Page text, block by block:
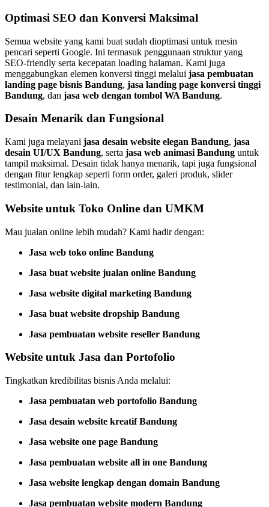
Optimasi SEO dan Konversi Maksimal
Semua website yang kami buat sudah dioptimasi untuk mesin
pencari seperti Google. Ini termasuk penggunaan struktur yang
SEO-friendly serta kecepatan loading halaman. Kami juga
menggabungkan elemen konversi tinggi melalui jasa pembuatan
landing page bisnis Bandung, jasa landing page konversi tinggi
Bandung, dan jasa web dengan tombol WA Bandung.
Desain Menarik dan Fungsional
Kami juga melayani jasa desain website elegan Bandung, jasa
desain UI/UX Bandung, serta jasa web animasi Bandung untuk
tampil maksimal. Desain tidak hanya menarik, tapi juga fungsional
dengan fitur lengkap seperti form order, galeri produk, slider
testimonial, dan lain-lain.
Website untuk Toko Online dan UMKM
Mau jualan online lebih mudah? Kami hadir dengan:
Jasa web toko online Bandung
Jasa buat website jualan online Bandung
Jasa website digital marketing Bandung
Jasa buat website dropship Bandung
Jasa pembuatan website reseller Bandung
Website untuk Jasa dan Portofolio
Tingkatkan kredibilitas bisnis Anda melalui:
Jasa pembuatan web portofolio Bandung
Jasa desain website kreatif Bandung
Jasa website one page Bandung
Jasa pembuatan website all in one Bandung
Jasa website lengkap dengan domain Bandung
Jasa pembuatan website modern Bandung